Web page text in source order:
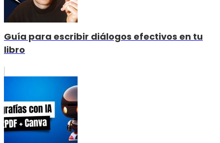
Guía para escribir diálogos efectivos en tu
libro